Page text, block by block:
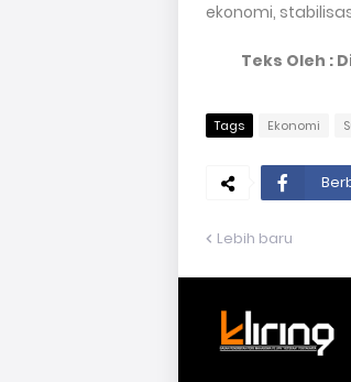
ekonomi,
Teks Oleh :
Tags Ekonomi
Lebih baru